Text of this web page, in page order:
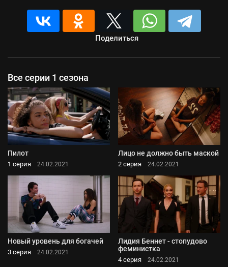
Поделиться
Все серии 1 сезона
Пилот
1 серия 24.02.2021
Лицо не должно быть маской
2 серия 24.02.2021
Новый уровень для богачей
3 серия 24.02.2021
Лидия Беннет - стопудово
феминистка
4 серия 24.02.2021